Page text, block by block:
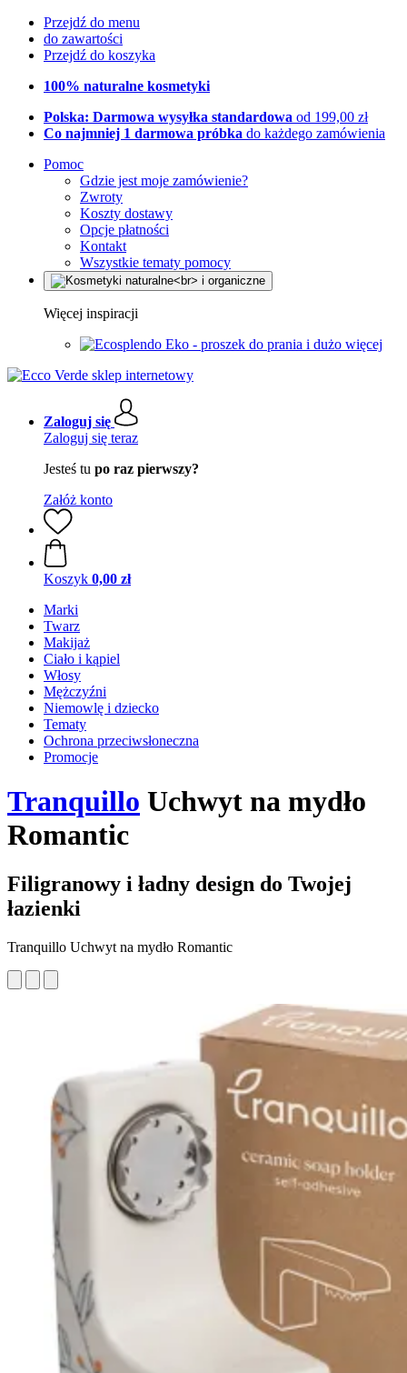
Przejdź do menu
do zawartości
Przejdź do koszyka
100% naturalne kosmetyki
Polska: Darmowa wysyłka standardowa od 199,00 zł
Co najmniej 1 darmowa próbka do każdego zamówienia
Pomoc
Gdzie jest moje zamówienie?
Zwroty
Koszty dostawy
Opcje płatności
Kontakt
Wszystkie tematy pomocy
Więcej inspiracji
Eko - proszek do prania i dużo więcej
Zaloguj się
Zaloguj się teraz
Jesteś tu po raz pierwszy?
Załóż konto
Koszyk 0,00 zł
Marki
Twarz
Makijaż
Ciało i kąpiel
Włosy
Mężczyźni
Niemowlę i dziecko
Tematy
Ochrona przeciwsłoneczna
Promocje
Tranquillo Uchwyt na mydło
Romantic
Filigranowy i ładny design do Twojej
łazienki
Tranquillo Uchwyt na mydło Romantic